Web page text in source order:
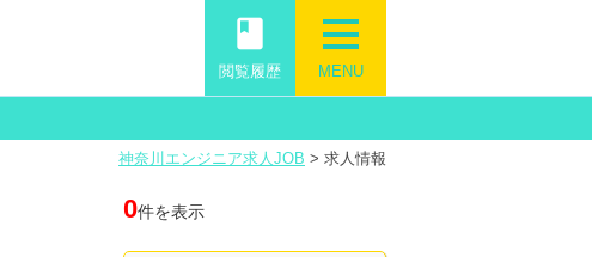
MENU
book
閲覧履歴
神奈川エンジニア求人JOB > 求人情報
0件を表示